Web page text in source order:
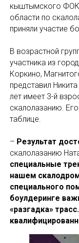
кыштымского
области по
приняли участие
В возрастной
участника из
Коркино,
представил
лет имеет 3-й
скалолазанию.
таблице.
– Результат
скалолазанию
специальные
нашем
специального
боулдеринге
«разгадка»